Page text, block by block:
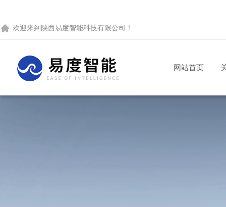
欢迎来到 陕西易度智能科技有限公司 ！
网站首页